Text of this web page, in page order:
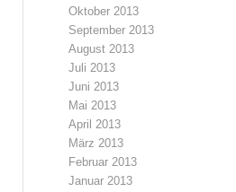
Oktober 2013
September 2013
August 2013
Juli 2013
Juni 2013
Mai 2013
April 2013
März 2013
Februar 2013
Januar 2013